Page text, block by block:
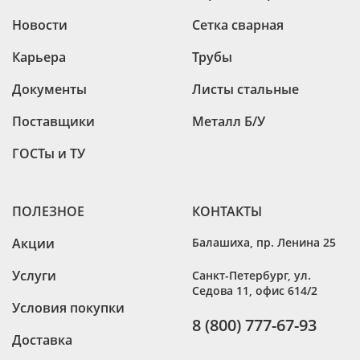
Лист г/к горячекатаный 140х1500х5000
Лист г/к горячекатаный 150х1500х5000
Лист г/к горячекатаный 160х1500х4500
Новости
Карьера
Документы
Поставщики
ГОСТы и ТУ
Сетка сварная
Трубы
Листы стальные
Металл Б/У
ПОЛЕЗНОЕ
Акции
Услуги
Условия покупки
Доставка
КОНТАКТЫ
Балашиха пр. Ленина 25
Санкт-Петербург, ул.
Седова 11, офис 614/2
8 (800) 777-67-93